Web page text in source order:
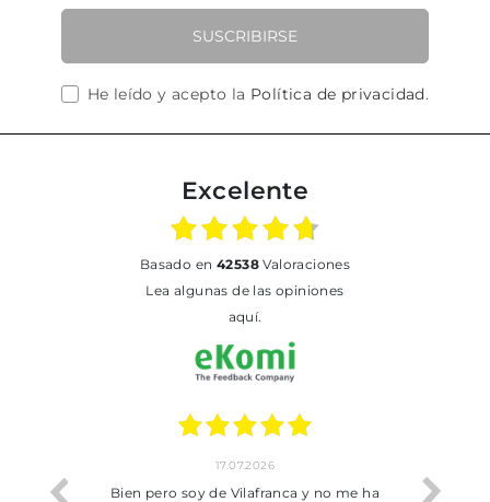
SUSCRIBIRSE
He leído y acepto la Política de privacidad.
Excelente
basado en 42538Valoraciones
Lea algunas de las opiniones
aquí.
trobat
17.07.2026
Bien pero soy de Vilafranca y no me ha